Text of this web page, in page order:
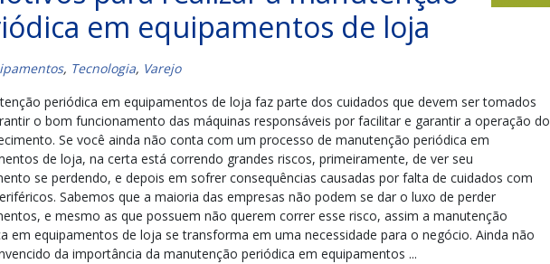
em equipamentos de loja
, Tecnologia, Varejo
periódica em equipamentos de loja faz parte dos cuidados que devem ser tomados
o bom funcionamento das máquinas responsáveis por facilitar e garantir a operação do
Se você ainda não conta com um processo de manutenção periódica em
de loja, na certa está correndo grandes riscos, primeiramente, de ver seu
se perdendo, e depois em sofrer consequências causadas por falta de cuidados com
Sabemos que a maioria das empresas não podem se dar o luxo de perder
e mesmo as que possuem não querem correr esse risco, assim a manutenção
em equipamentos de loja se transforma em uma necessidade para o negócio. Ainda não
da importância da manutenção periódica em equipamentos ...